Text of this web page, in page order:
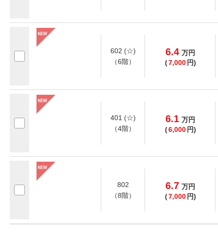
602 (☆)
（6階）
6.4 万円
(7,000 円)
401 (☆)
（4階）
6.1 万円
(6,000 円)
802
（8階）
6.7 万円
(7,000 円)